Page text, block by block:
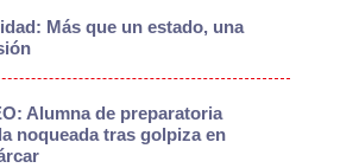
Más que un estado, una
Alumna de preparatoria
noqueada tras golpiza en